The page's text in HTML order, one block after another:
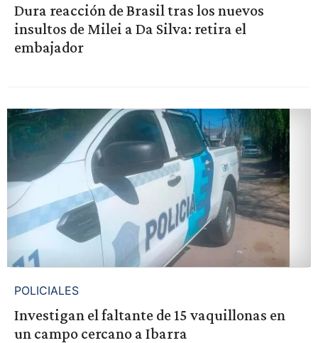
Dura reacción de Brasil tras los nuevos
insultos de Milei a Da Silva: retira el
embajador
POLICIALES
Investigan el faltante de 15 vaquillonas en
un campo cercano a Ibarra